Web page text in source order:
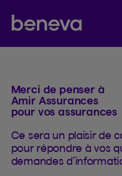
Partenaire Beneva
Contacter
Merci de penser à
Amir Assurances
pour vos assurances
Ce sera un plaisir de
pour répondre à vos
demandes